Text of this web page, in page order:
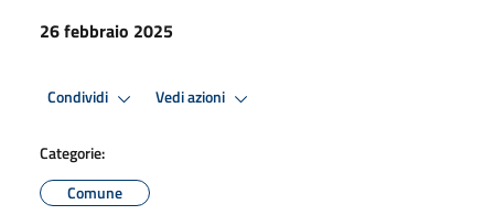
26 febbraio 2025
Condividi Vedi azioni
Categorie:
Comune